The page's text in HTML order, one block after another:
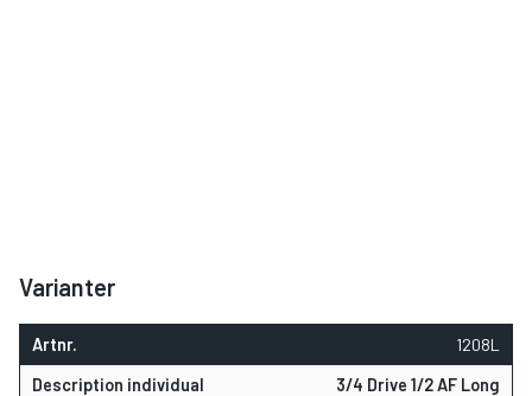
Varianter
1208L
3/4 Drive 1/2 AF Long